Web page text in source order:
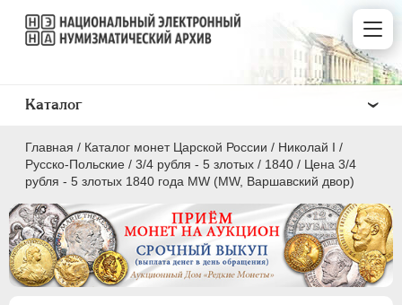
Главная / Каталог монет Царской России / Николай I /
Русско-Польские / 3/4 рубля - 5 злотых / 1840 / Цена 3/4
рубля - 5 злотых 1840 года МW (MW, Варшавский двор)
Каталог
ПEТР I 1699 - 1725
ЕКАТЕРИНА I 1725-1727